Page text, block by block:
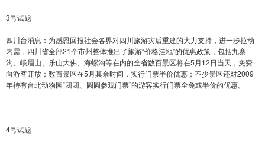
3号试题
四川台消息：为感恩回报社会各界对四川旅游灾后重建的大力支持，进一步拉动
内需，四川省全部21个市州整体推出了旅游“价格洼地”的优惠政策，包括九寨
沟、峨眉山、乐山大佛、海螺沟等在内的全省数百景区将在5月12日当天，免费
向游客开放；数百景区在5月其余时间，实行门票半价优惠；不少景区还对2009
年持有台北动物园“团团、圆圆参观门票”的游客实行门票全免或半价的优惠。
4号试题